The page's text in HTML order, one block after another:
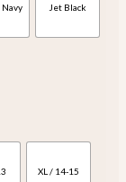
Navy Jet Black
XL / 14-15